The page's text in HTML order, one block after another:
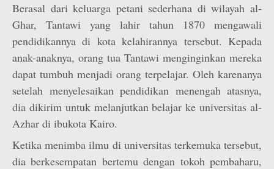
Berasal dari keluarga petani sederhana di wilayah al-
Ghar, Tantawi yang lahir tahun 1870 mengawali
pendidikannya di kota kelahirannya tersebut. Kepada
anak-anaknya, orang tua Tantawi menginginkan mereka
dapat tumbuh menjadi orang terpelajar. Oleh karenanya
setelah menyelesaikan pendidikan menengah atasnya,
dia dikirim untuk melanjutkan belajar ke universitas al-
Azhar di ibukota Kairo.
Ketika menimba ilmu di universitas terkemuka tersebut,
dia berkesempatan bertemu dengan tokoh pembaharu,